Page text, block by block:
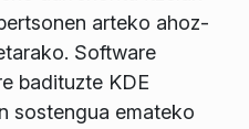
arteko ahoz-
Software
badituzte KDE
sostengua emateko